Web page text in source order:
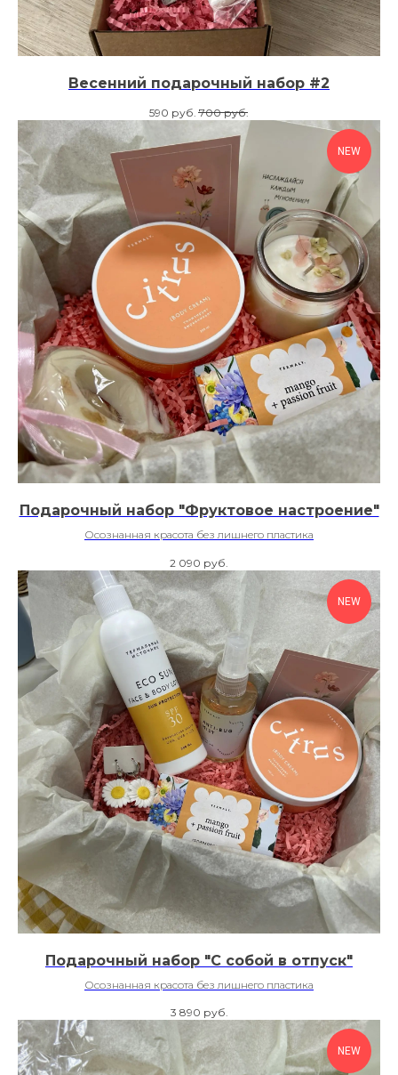
Весенний подарочный набор #2
590 руб. 700 руб.
NEW
Подарочный набор "Фруктовое настроение"
Осознанная красота без лишнего пластика
2 090 руб.
NEW
Подарочный набор "С собой в отпуск"
Осознанная красота без лишнего пластика
3 890 руб.
NEW